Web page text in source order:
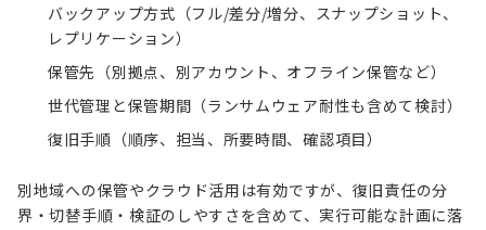
バックアップ方式（フル/差分/増分、スナップショット、
レプリケーション）
保管先（別拠点、別アカウント、オフライン保管など）
世代管理と保管期間（ランサムウェア耐性も含めて検討）
復旧手順（順序、担当、所要時間、確認項目）
別地域への保管やクラウド活用は有効ですが、復旧責任の分
界・切替手順・検証のしやすさを含めて、実行可能な計画に落